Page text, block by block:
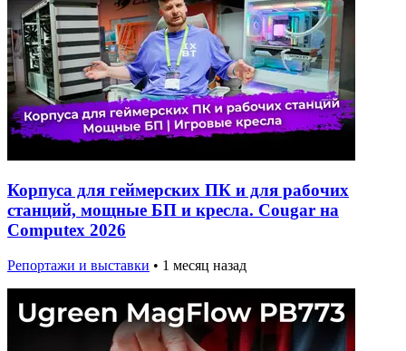
Корпуса для геймерских ПК и для рабочих
станций, мощные БП и кресла. Cougar на
Computex 2026
Репортажи и выставки • 1 месяц назад